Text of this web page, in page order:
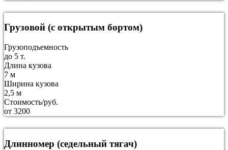
Грузовой (с открытым бортом)
Грузоподъемность
до 5 т.
Длина кузова
7 м
Ширина кузова
2,5 м
Стоимость/руб.
от 3200
Длинномер (седельный тягач)